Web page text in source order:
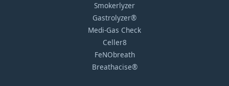
Smokerlyzer
Gastrolyzer®
Medi-Gas Check
Celler8
FeNObreath
Breathacise®